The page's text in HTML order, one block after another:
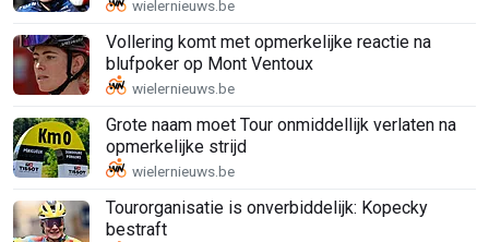
Vollering komt met opmerkelijke reactie na
blufpoker op Mont Ventoux
Grote naam moet Tour onmiddellijk verlaten na
opmerkelijke strijd
Tourorganisatie is onverbiddelijk: Kopecky
bestraft